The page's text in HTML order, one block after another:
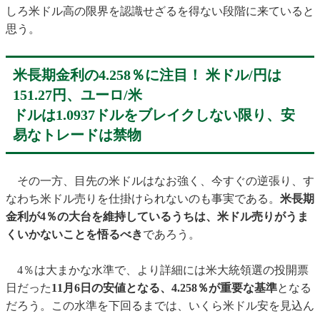
しろ米ドル高の限界を認識せざるを得ない段階に来ていると
思う。
米長期金利の4.258％に注目！ 米ドル/円は
151.27円、ユーロ/米
ドルは1.0937ドルをブレイクしない限り、安
易なトレードは禁物
その一方、目先の米ドルはなお強く、今すぐの逆張り、す
なわち米ドル売りを仕掛けられないのも事実である。 米長期
金利が4％の大台を維持しているうちは、米ドル売りがうま
くいかないことを悟るべきであろう。
4％は大まかな水準で、より詳細には米大統領選の投開票
日だった11月6日の安値となる、4.258％が重要な基準となる
だろう。この水準を下回るまでは、いくら米ドル安を見込ん